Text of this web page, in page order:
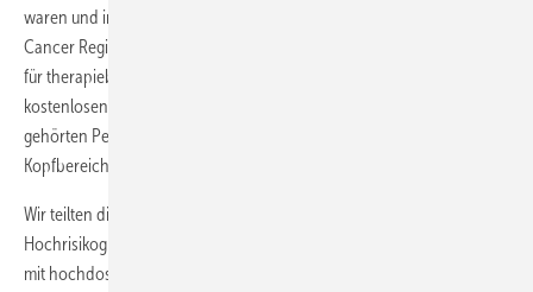
waren und im Schweizer Kinderkrebsregister erfasst sind (Childhood
Cancer Registry 2025). Alle Personen mit potenziell erhöhtem Risiko
für therapiebedingten Hörverlust erhielten eine Einladung zu einem
kostenlosen Hörtest in einem Hörgerätefachgeschäft ihrer Wahl. Dazu
gehörten Personen nach Chemotherapie oder nach Bestrahlung im
Kopfbereich.
Wir teilten die Teilnehmenden in zwei Risikogruppen ein: eine
Hochrisikogruppe (behandelt mit platinhaltiger Chemotherapie oder
mit hochdosierter Bestrahlung im Kopfbereich) sowie eine